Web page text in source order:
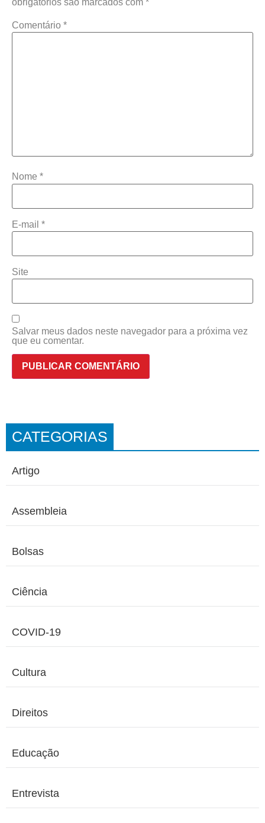
Comentário *
Nome *
E-mail *
Site
Salvar meus dados neste navegador para a próxima vez
que eu comentar.
CATEGORIAS
Artigo
Assembleia
Bolsas
Ciência
COVID-19
Cultura
Direitos
Educação
Entrevista